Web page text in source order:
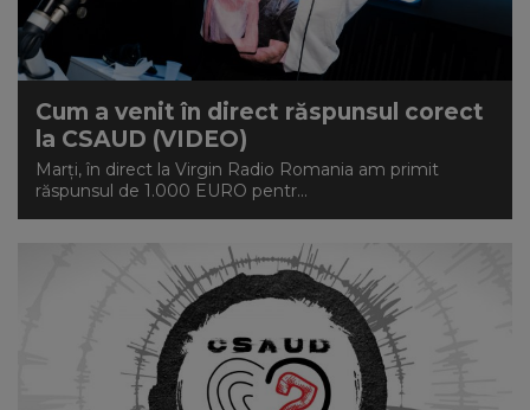
NEWS
CONTUL MEU
Cum a venit în direct răspunsul corect
la CSAUD (VIDEO)
Marți, în direct la Virgin Radio Romania am primit
răspunsul de 1.000 EURO pentr...